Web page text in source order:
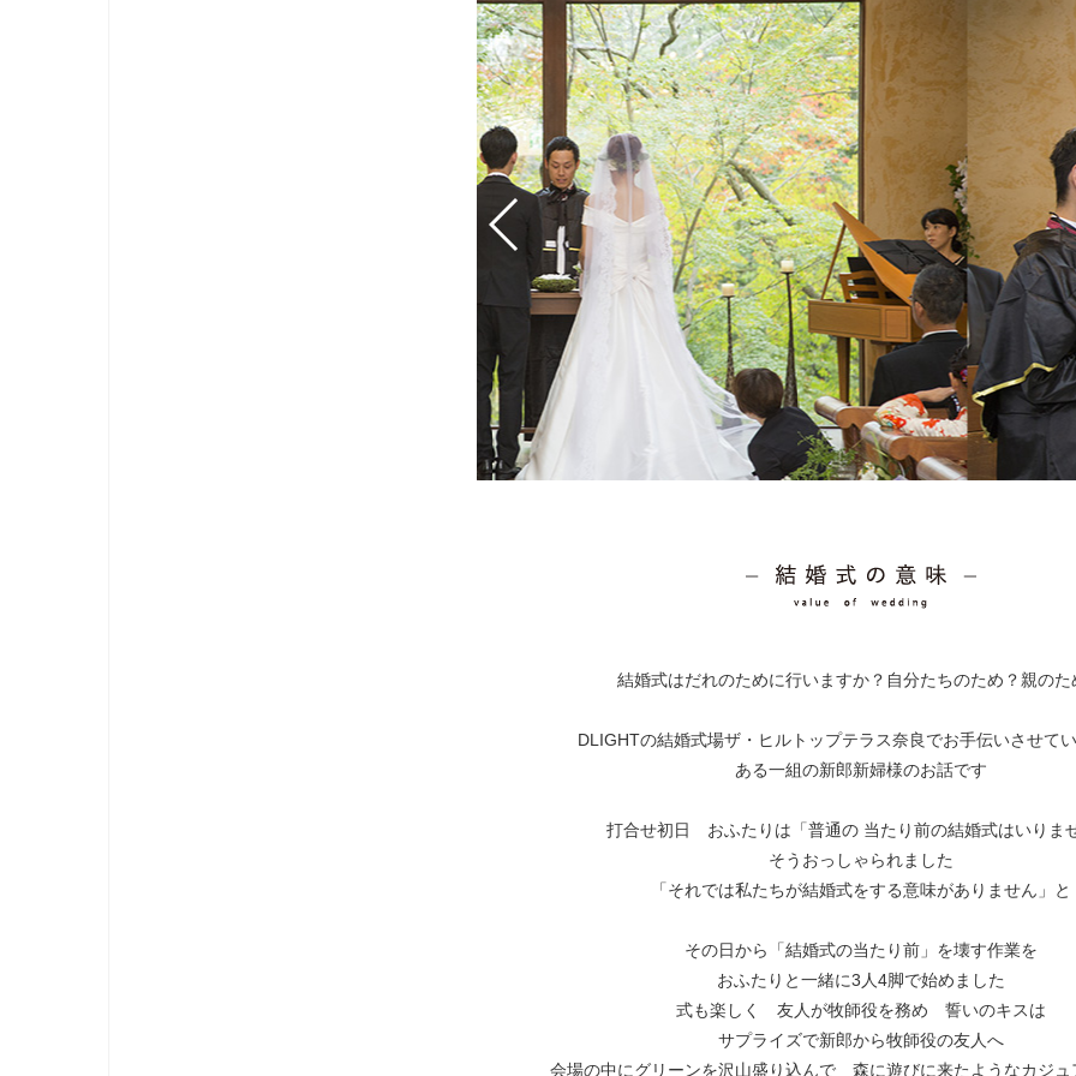
結婚式はだれのために行いますか？自分たちのため？親のた
DLIGHTの結婚式場ザ・ヒルトップテラス奈良でお手伝いさせて
ある一組の新郎新婦様のお話です
打合せ初日 おふたりは 「普通の 当たり前の結婚式はいりま
そうおっしゃられました
「それでは私たちが結婚式をする意味がありません」と
その日から「結婚式の当たり前」を壊す作業を
おふたりと一緒に3人4脚で始めました
式も楽しく 友人が牧師役を務め 誓いのキスは
サプライズで新郎から牧師役の友人へ
会場の中にグリーンを沢山盛り込んで 森に遊びに来たようなカジュ